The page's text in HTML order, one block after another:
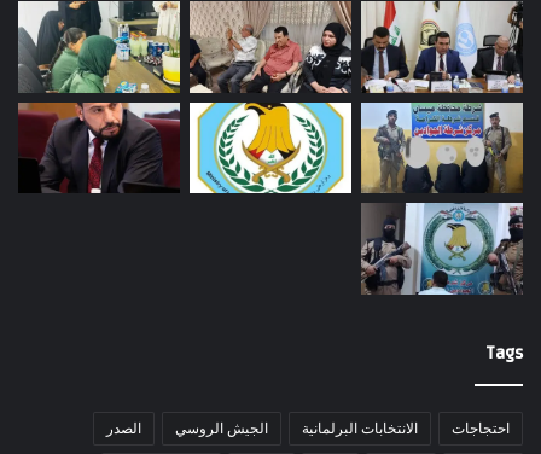
Tags
احتجاجات الانتخابات البرلمانية الجيش الروسي الصدر